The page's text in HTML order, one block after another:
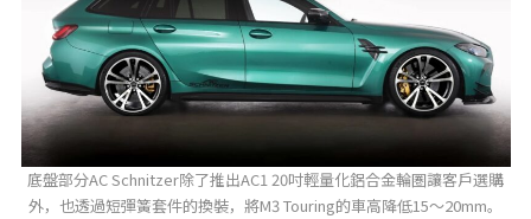
底盤部分AC Schnitzer除了推出AC1 20吋輕量化鋁合金輪圏讓客戶選購
外，也透過短彈簧套件的換裝，將M3 Touring的車高降低15～20mm。